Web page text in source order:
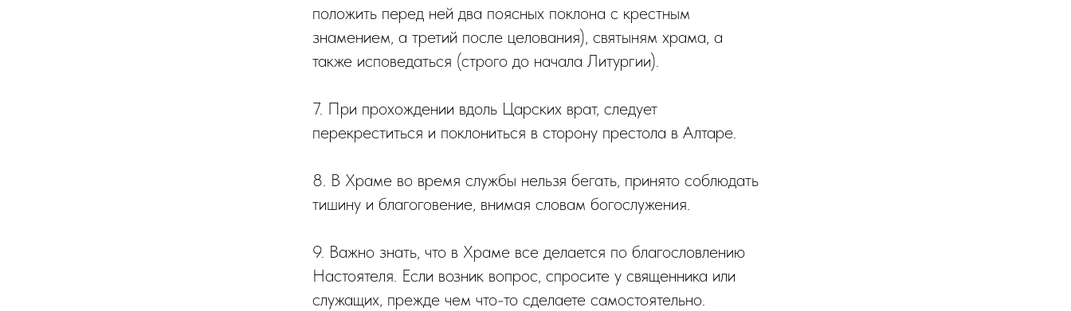
положить перед ней два поясных поклона с крестным
знамением, а третий после целования), святыням храма, а
также исповедаться (строго до начала Литургии).
7. При прохождении вдоль Царских врат, следует
перекреститься и поклониться в сторону престола в Алтаре.
8. В Храме во время службы нельзя бегать, принято соблюдать
тишину и благоговение, внимая словам богослужения.
9. Важно знать, что в Храме все делается по благословлению
Настоятеля. Если возник вопрос, спросите у священника или
служащих, прежде чем что-то сделаете самостоятельно.